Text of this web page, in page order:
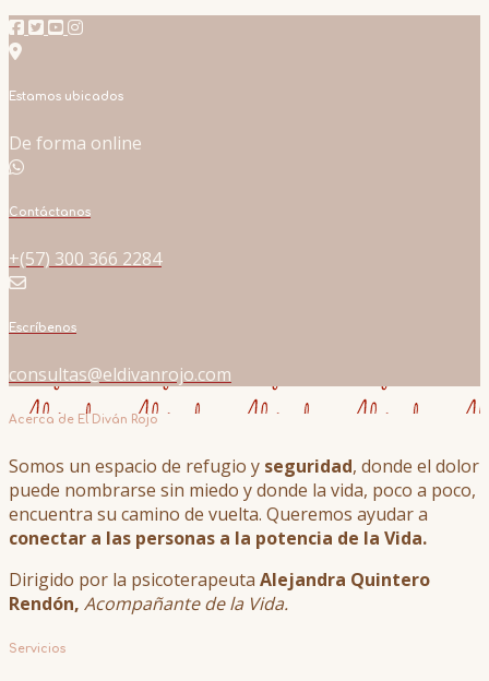
Estamos ubicados
De forma online
Contáctanos
+(57) 300 366 2284
Escríbenos
consultas@eldivanrojo.com
Acerca de El Diván Rojo
Somos un espacio de refugio y seguridad, donde el dolor
puede nombrarse sin miedo y donde la vida, poco a poco,
encuentra su camino de vuelta. Queremos ayudar a
conectar a las personas a la potencia de la Vida.
Dirigido por la psicoterapeuta Alejandra Quintero
Rendón, Acompañante de la Vida.
Servicios